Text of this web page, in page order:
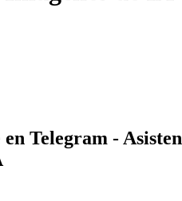
Telegram -